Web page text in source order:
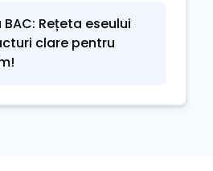
Rețeta eseului
clare pentru